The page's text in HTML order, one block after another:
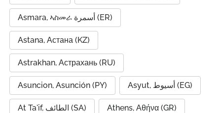
Asmara, ኣስመራ أسمرة (ER)
Astana, Астана (KZ)
Astrakhan, Астрахань (RU)
Asuncion, Asunción (PY) Asyut, أسيوط (EG)
At Ta'if, الطائف (SA) Athens, Αθήνα (GR)